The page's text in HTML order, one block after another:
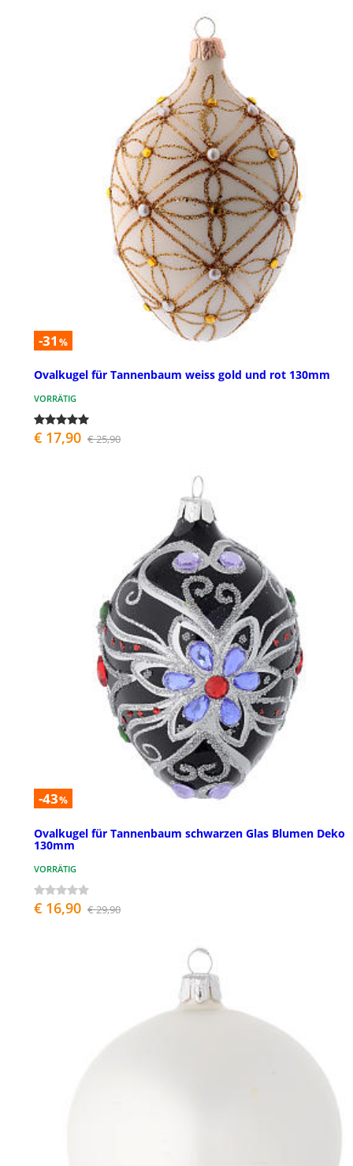
-31 %
Ovalkugel für Tannenbaum weiss gold und rot 130mm
VORRÄTIG
€ 17,90 € 25,90
-43%
Ovalkugel für Tannenbaum schwarzen Glas Blumen Deko
130mm
VORRÄTIG
€ 16,90 € 29,90